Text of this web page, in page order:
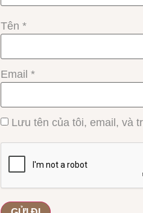
Tên *
Email *
Lưu tên của tôi, email, và